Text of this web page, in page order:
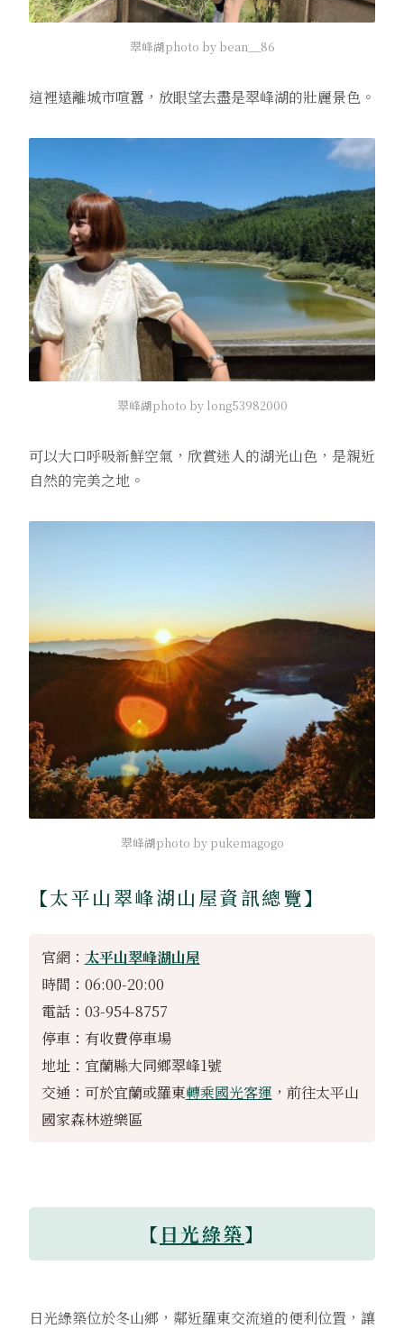
翠峰湖photo by bean__86
這裡遠離城市喧囂，放眼望去盡是翠峰湖的壯麗景色。
翠峰湖photo by long53982000
可以大口呼吸新鮮空氣，欣賞迷人的湖光山色，是親近
自然的完美之地。
翠峰湖photo by pukemagogo
【太平山翠峰湖山屋資訊總覽】
官網： 太平山翠峰湖山屋
時間：06:00-20:00
電話：03-954-8757
停車：有收費停車場
地址：宜蘭縣大同鄉翠峰1號
交通：可於宜蘭或羅東轉乘國光客運 ，前往太平山
國家森林遊樂區
【日光綠築】
日光綠築位於冬山鄉，鄰近羅東交流道的便利位置，讓